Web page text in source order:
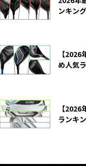
ンキン
【
め人気
【
ランキ